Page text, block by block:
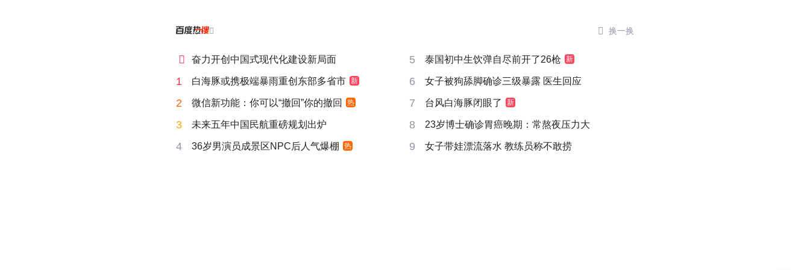
  换一换
 奋力开创中国式现代化建设新局面 5 泰国初中生饮弹自尽前开了26枪 新
1 白海豚或携极端暴雨重创东部多省市 新 6 女子被狗舔脚确诊三级暴露 医生回应
2 微信新功能：你可以“撤回”你的撤回 热 7 台风白海豚闭眼了 新
3 未来五年中国民航重磅规划出炉 8 23岁博士确诊胃癌晚期：常熬夜压力大
4 36岁男演员成景区NPC后人气爆棚 热 9 女子带娃漂流落水 教练员称不敢捞